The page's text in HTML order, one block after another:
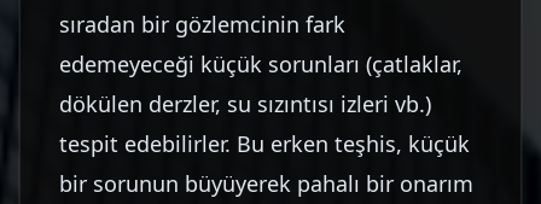
sıradan bir gözlemcinin fark
edemeyeceği küçük sorunları (çatlaklar,
dökülen derzler, su sızıntısı izleri vb.)
tespit edebilirler. Bu erken teşhis, küçük
bir sorunun büyüyerek pahalı bir onarım